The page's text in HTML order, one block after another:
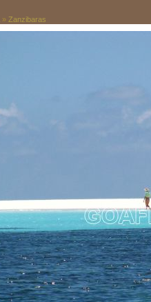
» Zanzibaras
Saulėtekis Zanzibare